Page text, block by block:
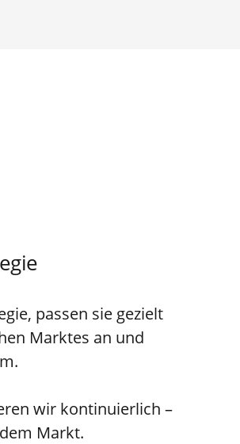
passen sie gezielt
Marktes an und
wir kontinuierlich –
Markt.